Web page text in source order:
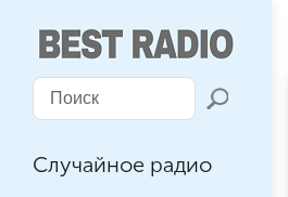
Случайное радио